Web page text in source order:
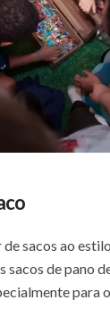
sacos ao
sacos de pano
para